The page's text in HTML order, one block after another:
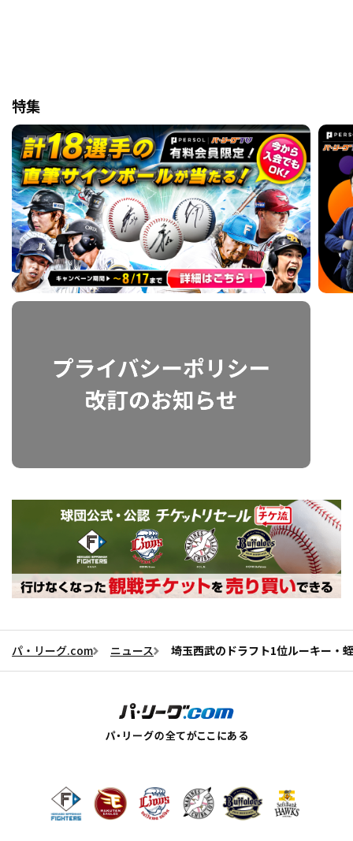
特集
パ・リーグ.com ニュース 埼玉西武のドラフト1位ルーキー・